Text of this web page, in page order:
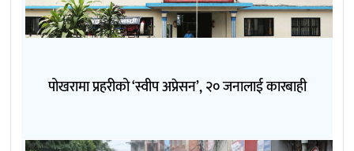
पोखरामा प्रहरीको ‘स्वीप अप्रेसन’, २० जनालाई कारबाही